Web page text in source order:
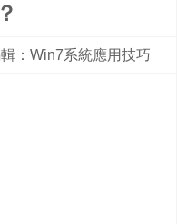
：Win7系統應用技巧